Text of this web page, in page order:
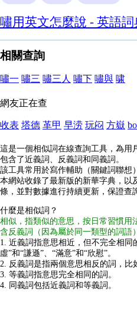
嘯用英文怎麼說 - 英語詞
相關查詢
嘯一 嘯三 嘯三人 嘯下 嘯與 啸
網友正在查
收表 塔德 革甲 早涝 玩闷 方嶽
這是一個相似詞在線查詢工具，為用
包含了近義詞、反義詞和同義詞。
該工具常用於寫作輔助（關鍵詞聯想
本網站收錄了最新版的新華字典，以
條，並對數據進行持續更新，保證查
什麼是相似詞？
相似，指類似的意思，按日常習慣用
含反義詞（因為屬於同一類型的詞語
1. 近義詞指意思相近，但不完全相同
虛”和“謙遜”、“滿意”和“欣慰”。
2. 反義詞是指兩個意思相反的詞，比
3. 等義詞指意思完全相同的詞。
4. 同義詞包括近義詞和等義詞。